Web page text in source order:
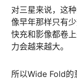
对三星来说，这
像早年那样只有
快充和影像都卷
力会越来越大。
所以Wide Fold的